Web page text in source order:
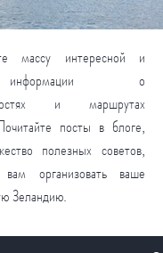
массу интересной и
о
и маршрутах
посты в блоге,
полезных советов,
организовать ваше
Зеландию.